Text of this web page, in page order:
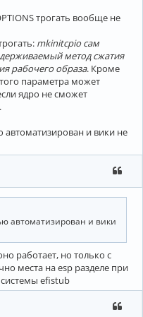
трогать вообще не
mkinitcpio сам
метод сжатия
рабочего образа. Кроме
параметра может
ядро не сможет
и вики не
автоматизирован и вики
работает, но только с
места на esp разделе при
системы efistub